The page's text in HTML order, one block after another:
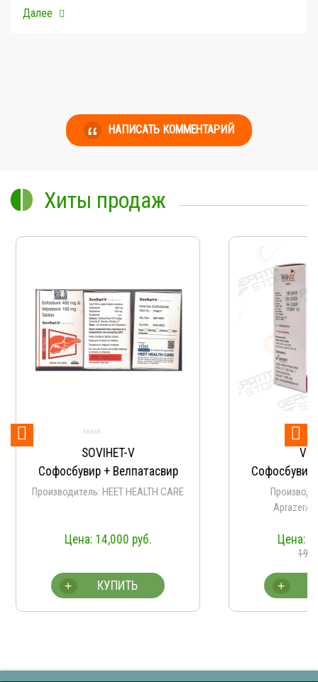
Далее
НАПИСАТЬ КОММЕНТАРИЙ
Хиты продаж
SOVIHET-V
Софосбувир + Велпатасвир
Производитель: HEET HEALTH CARE
14,000руб.
КУПИТЬ
+
Софосбувир
Aprazer/
+
 